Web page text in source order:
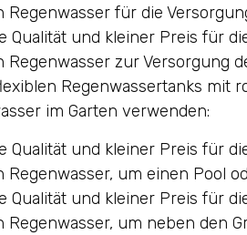
für die
Qualität und kleiner Preis für
zur Versorgung
Regenwassertanks mit
im Garten verwenden:
Qualität und kleiner Preis für
um einen Pool
Qualität und kleiner Preis für
um neben den